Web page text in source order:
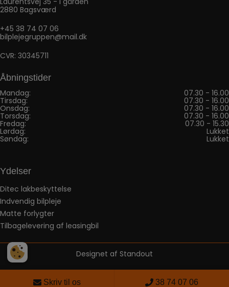
Laurentsvej 35 - i gården
2880 Bagsværd
+45 38 74 07 06
bilplejegruppen@mail.dk
CVR: 30345711
Åbningstider
Mandag:
Tirsdag:
Onsdag:
Torsdag:
Fredag:
Lørdag:
Søndag:
07.30 - 16.00
07.30 - 16.00
07.30 - 16.00
07.30 - 16.00
07.30 - 15.30
Lukket
Lukket
Ydelser
Ditec lakbeskyttelse
Indvendig bilpleje
Matte forlygter
Tilbagelevering af leasingbil
Designet af Standout
Skriv til os 38 74 07 06